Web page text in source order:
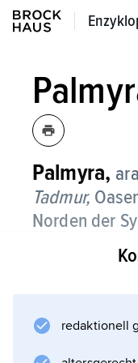
Palmyra,
Tadmur,
Norden der
Asphaltstraße
redaktionell